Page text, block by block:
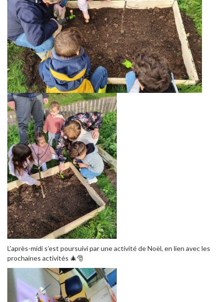
L’après-midi s’est poursuivi par une activité de Noël, en lien avec les
prochaines activités 🎄🎅